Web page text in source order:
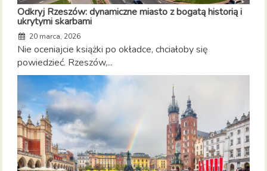
Odkryj Rzeszów: dynamiczne miasto z bogatą historią i
ukrytymi skarbami
20 marca, 2026
Nie oceniajcie książki po okładce, chciałoby się
powiedzieć. Rzeszów,...